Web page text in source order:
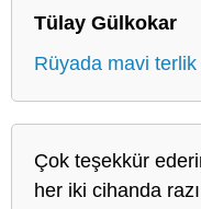
Tülay Gülkokar
Rüyada mavi
Çok teşekkür
her iki cihanda